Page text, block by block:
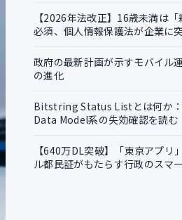
【2026年法改正】16歳未満は「
必須、個人情報保護法が企業に
政府の最新計画が示すモバイル
の進化
Bitstring Status Listとは何か：
Data Model系の失効確認を読む
【640万DL突破】「東京アプリ
ル都民証がもたらす行政のスマ